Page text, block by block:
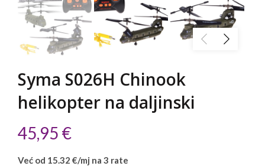
Syma S026H Chinook
helikopter na daljinski
45,95 €
Već od 15.32 €/mj na 3 rate